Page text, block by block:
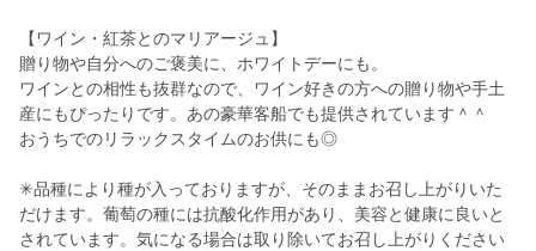
【ワイン・紅茶とのマリアージュ】
贈り物や自分へのご褒美に、ホワイトデーにも。
ワインとの相性も抜群なので、ワイン好きの方への贈り物や手土
産にもぴったりです。あの豪華客船でも提供されています＾＾
おうちでのリラックスタイムのお供にも◎
✳品種により種が入っておりますが、そのままお召し上がりいた
だけます。葡萄の種には抗酸化作用があり、美容と健康に良いと
されています。気になる場合は取り除いてお召し上がりください